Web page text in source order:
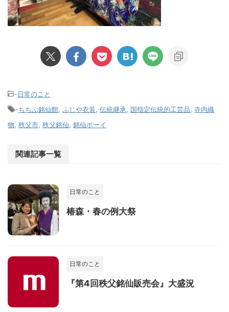
-日常のこと
-ちちぶ銘仙館 ふじや衣装 伝統継承 国指定伝統的工芸品 寺内織
物 秩父市 秩父銘仙 銘仙ボーイ
関連記事一覧
日常のこと
椿森・春の例大祭
日常のこと
『第4回秩父銘仙販売会』大盛況